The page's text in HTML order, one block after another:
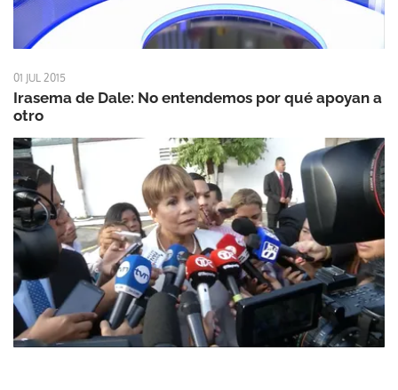
01 JUL 2015
Irasema de Dale: No entendemos por qué apoyan a
otro